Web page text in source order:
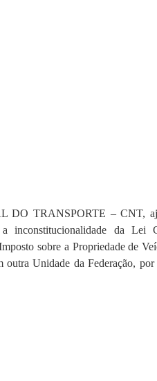
TRANSPORTE – CNT,
inconstitucionalidade da Lei
sobre a Propriedade de
outra Unidade da Federação,